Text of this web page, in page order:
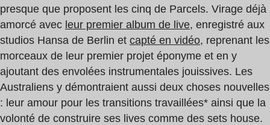
presque que proposent les cinq de Parcels. Virage déjà
amorcé avec leur premier album de live, enregistré aux
studios Hansa de Berlin et capté en vidéo, reprenant les
morceaux de leur premier projet éponyme et en y
ajoutant des envolées instrumentales jouissives. Les
Australiens y démontraient aussi deux choses nouvelles
: leur amour pour les transitions travaillées* ainsi que la
volonté de construire ses lives comme des sets house.